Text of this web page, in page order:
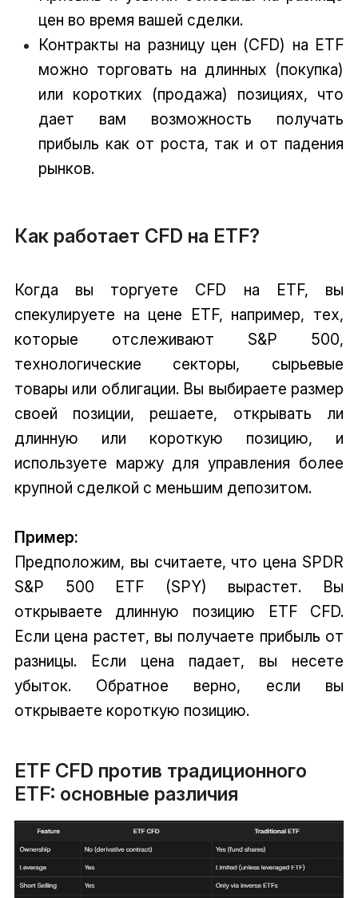
цен во время вашей сделки.
Контракты на разницу цен (CFD) на ETF
можно торговать на длинных (покупка)
или коротких (продажа) позициях, что
дает вам возможность получать
прибыль как от роста, так и от падения
рынков.
Как работает CFD на ETF?
Когда вы торгуете CFD на ETF, вы
спекулируете на цене ETF, например, тех,
которые отслеживают S&P 500,
технологические секторы, сырьевые
товары или облигации. Вы выбираете размер
своей позиции, решаете, открывать ли
длинную или короткую позицию, и
используете маржу для управления более
крупной сделкой с меньшим депозитом.
Пример:
Предположим, вы считаете, что цена SPDR
S&P 500 ETF (SPY) вырастет. Вы
открываете длинную позицию ETF CFD.
Если цена растет, вы получаете прибыль от
разницы. Если цена падает, вы несете
убыток. Обратное верно, если вы
открываете короткую позицию.
ETF CFD против традиционного
ETF: основные различия